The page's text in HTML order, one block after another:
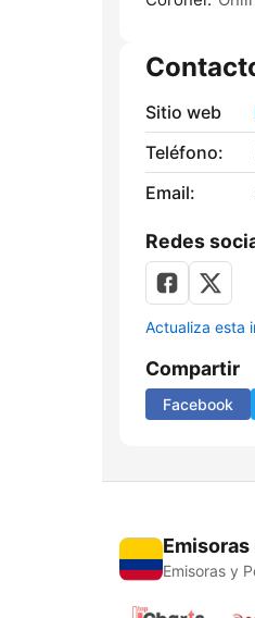
Sitio web
Teléfono:
Email:
Redes
Actualiza esta
Compartir
Facebook
Emisoras y